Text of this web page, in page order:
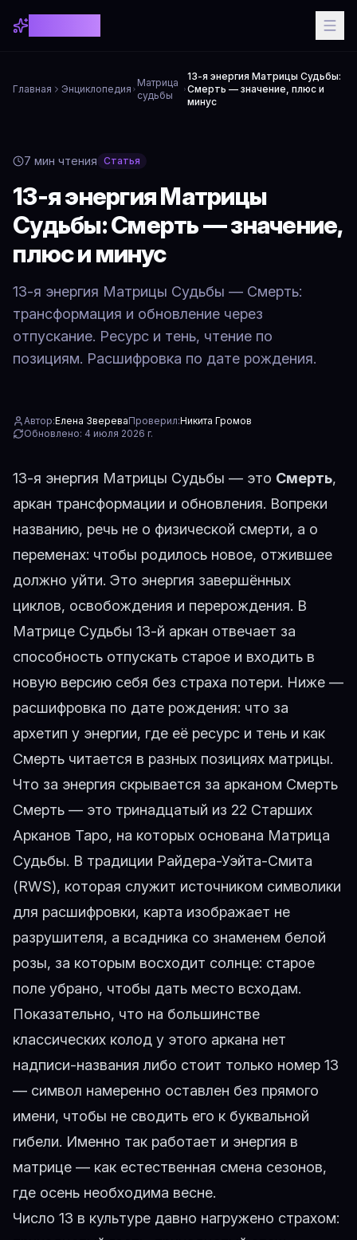
Главная Энциклопедия
Матрица
судьбы
13-я энергия Матрицы Судьбы:
Смерть — значение, плюс и
минус
7 мин чтения Статья
13-я энергия Матрицы
Судьбы: Смерть — значение,
плюс и минус
13-я энергия Матрицы Судьбы — Смерть:
трансформация и обновление через
отпускание. Ресурс и тень, чтение по
позициям. Расшифровка по дате рождения.
Автор:Елена ЗвереваПроверил:Никита Громов
Обновлено: 4 июля 2026 г.
13-я энергия Матрицы Судьбы — это Смерть,
аркан трансформации и обновления. Вопреки
названию, речь не о физической смерти, а о
переменах: чтобы родилось новое, отжившее
должно уйти. Это энергия завершённых
циклов, освобождения и перерождения. В
Матрице Судьбы 13-й аркан отвечает за
способность отпускать старое и входить в
новую версию себя без страха потери. Ниже —
расшифровка по дате рождения: что за
архетип у энергии, где её ресурс и тень и как
Смерть читается в разных позициях матрицы.
Что за энергия скрывается за арканом Смерть
Смерть — это тринадцатый из 22 Старших
Арканов Таро, на которых основана Матрица
Судьбы. В традиции Райдера-Уэйта-Смита
(RWS), которая служит источником символики
для расшифровки, карта изображает не
разрушителя, а всадника со знаменем белой
розы, за которым восходит солнце: старое
поле убрано, чтобы дать место всходам.
Показательно, что на большинстве
классических колод у этого аркана нет
надписи-названия либо стоит только номер 13
— символ намеренно оставлен без прямого
имени, чтобы не сводить его к буквальной
гибели. Именно так работает и энергия в
матрице — как естественная смена сезонов,
где осень необходима весне.
Число 13 в культуре давно нагружено страхом: